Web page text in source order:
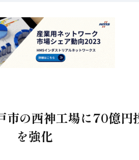
市の西神工場に70億円
を強化